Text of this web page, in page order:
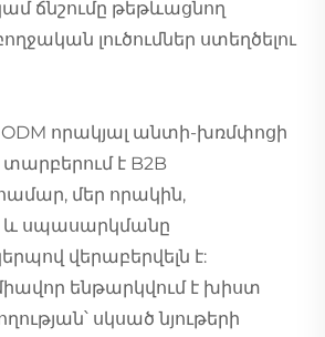
ճնշումը թեթևացնող
լուծումներ ստեղծելու
ODM որակյալ անտի-խռմփոցի
է B2B
մեր որակին,
և սպասարկմանը
վերաբերվելն է:
ենթարկվում է խիստ
սկսած նյութերի